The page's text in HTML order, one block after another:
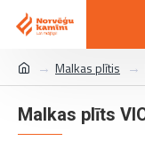
Malkas plītis
Malkas plīts